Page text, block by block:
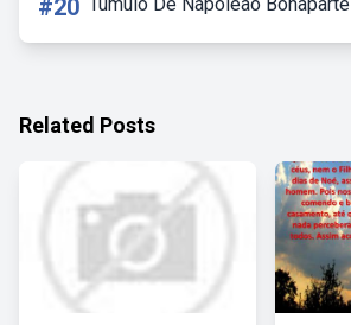
#20
Related Posts